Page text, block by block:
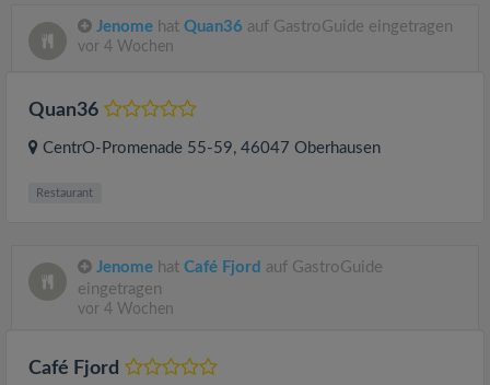
Jenome hat Quan36 auf GastroGuide eingetragen
vor 4 Wochen
Quan36
CentrO-Promenade 55-59, 46047 Oberhausen
Restaurant
Jenome hat Café Fjord auf GastroGuide
eingetragen
vor 4 Wochen
Café Fjord